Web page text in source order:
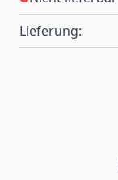
Lieferung: